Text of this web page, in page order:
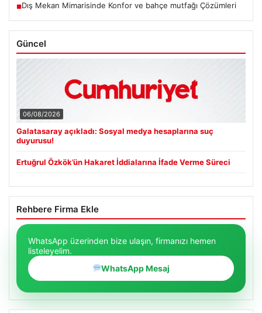
■Dış Mekan Mimarisinde Konfor ve bahçe mutfağı Çözümleri
Güncel
06/08/2026
Galatasaray açıkladı: Sosyal medya hesaplarına suç
duyurusu!
Ertuğrul Özkök’ün Hakaret İddialarına İfade Verme Süreci
Rehbere Firma Ekle
WhatsApp üzerinden bize ulaşın, firmanızı hemen
listeleyelim.
WhatsApp Mesaj